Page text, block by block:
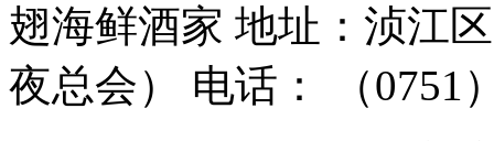
翅海鲜酒家 地址：浈江
夜总会） 电话： （0751